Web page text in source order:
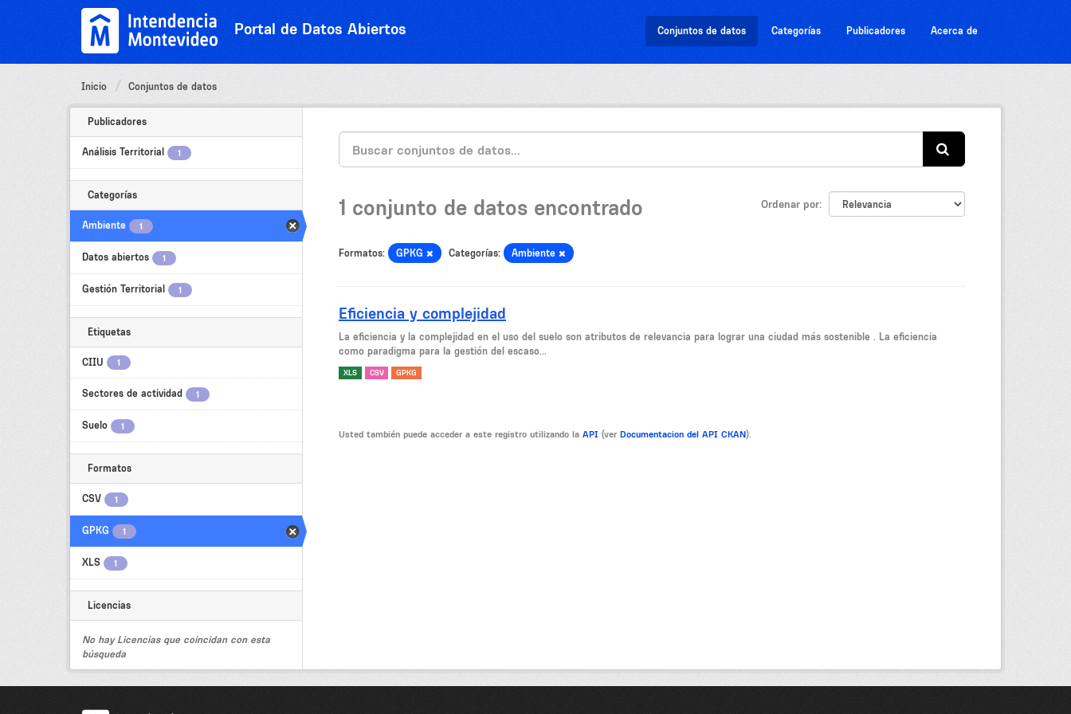
Portal de Datos Abiertos Conjuntos de datos Categorías Publicadores Acerca de
Inicio Conjuntos de datos
Publicadores
Análisis Territorial 1
Categorías
Ambiente 1
Datos abiertos 1
Gestión Territorial 1
Etiquetas
CIIU 1
Sectores de actividad 1
Suelo 1
Formatos
CSV 1
GPKG 1
XLS 1
Licencias
No hay Licencias que coincidan con esta
búsqueda
Ordenar por
1 conjunto de datos encontrado
Formatos: GPKG Categorías: Ambiente
Eficiencia y complejidad
La eficiencia y la complejidad en el uso del suelo son atributos de relevancia para lograr una ciudad más sostenible . La eficiencia
como paradigma para la gestión del escaso...
XLS CSV GPKG
Usted también puede acceder a este registro utilizando la API (ver Documentacion del API CKAN).